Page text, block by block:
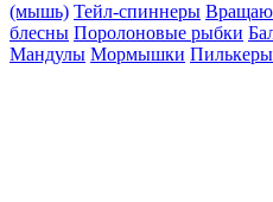
(мышь) Тейл-спиннеры
блесны Поролоновые рыбки
Мандулы Мормышки Пилькеры